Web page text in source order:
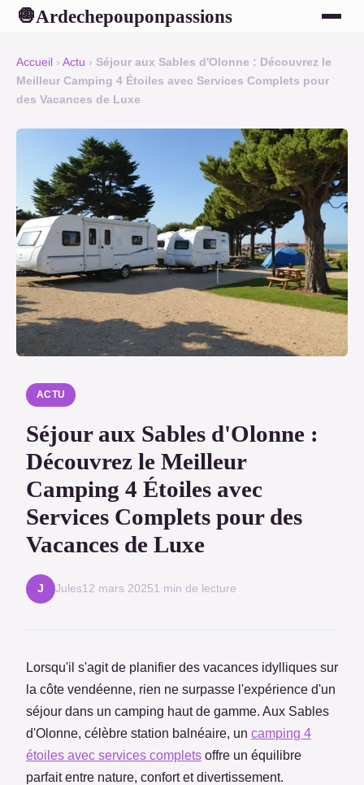
🧅Ardechepouponpassions
Accueil › Actu › Séjour aux Sables d'Olonne : Découvrez le
Meilleur Camping 4 Étoiles avec Services Complets pour
des Vacances de Luxe
ACTU
Séjour aux Sables d'Olonne :
Découvrez le Meilleur
Camping 4 Étoiles avec
Services Complets pour des
Vacances de Luxe
J Jules12 mars 20251 min de lecture
Lorsqu'il s'agit de planifier des vacances idylliques sur
la côte vendéenne, rien ne surpasse l'expérience d'un
séjour dans un camping haut de gamme. Aux Sables
d'Olonne, célèbre station balnéaire, un camping 4
étoiles avec services complets offre un équilibre
parfait entre nature, confort et divertissement.